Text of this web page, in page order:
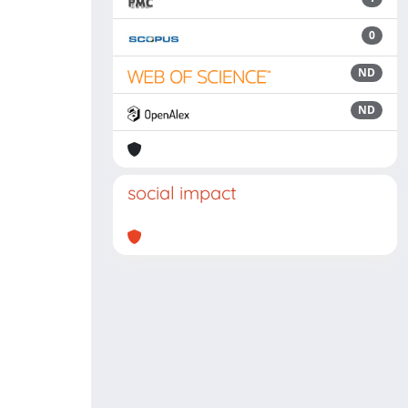
0
ND
ND
social impact